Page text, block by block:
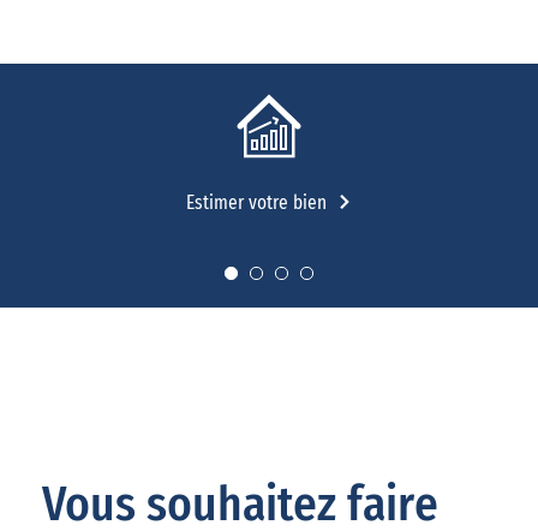
Estimer votre bien
Vous souhaitez faire